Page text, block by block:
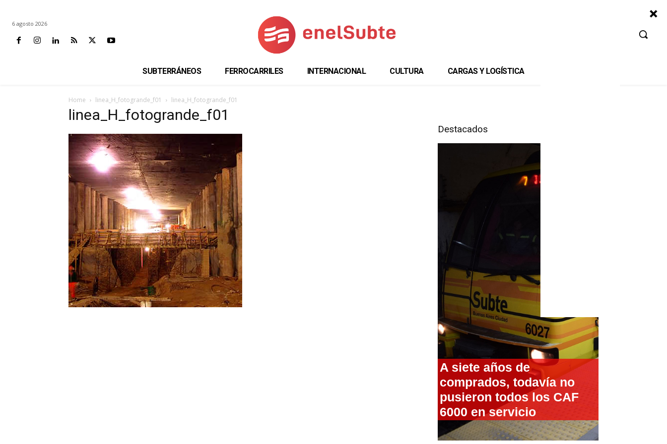
6 agosto 2026
SUBTERRÁNEOS FERROCARRILES INTERNACIONAL CULTURA CARGAS Y LOGÍSTICA
Home linea_H_fotogrande_f01 linea_H_fotogrande_f01
linea_H_fotogrande_f01
Destacados
A siete años de
comprados, todavía no
pusieron todos los CAF
6000 en servicio